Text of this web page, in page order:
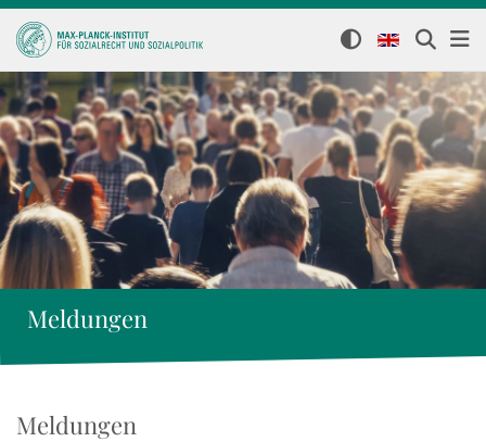
Meldungen
Meldungen